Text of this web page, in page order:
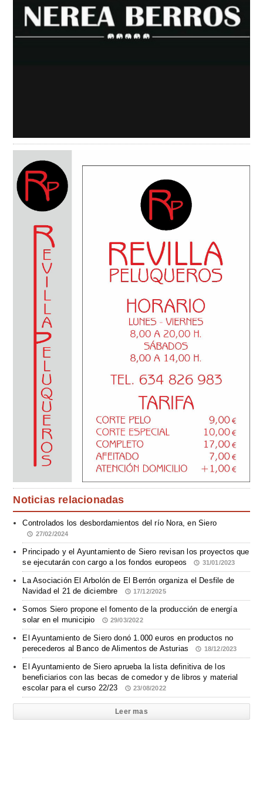
Noticias relacionadas
Controlados los desbordamientos del río Nora, en Siero
27/02/2024
Principado y el Ayuntamiento de Siero revisan los proyectos que
se ejecutarán con cargo a los fondos europeos
31/01/2023
La Asociación El Arbolón de El Berrón organiza el Desfile de
Navidad el 21 de diciembre
17/12/2025
Somos Siero propone el fomento de la producción de energía
solar en el municipio
29/03/2022
El Ayuntamiento de Siero donó 1.000 euros en productos no
perecederos al Banco de Alimentos de Asturias
18/12/2023
El Ayuntamiento de Siero aprueba la lista definitiva de los
beneficiarios con las becas de comedor y de libros y material
escolar para el curso 22/23
23/08/2022
Leer mas